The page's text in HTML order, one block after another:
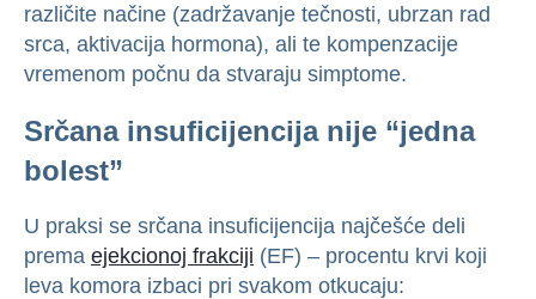
različite načine (zadržavanje tečnosti, ubrzan rad
srca, aktivacija hormona), ali te kompenzacije
vremenom počnu da stvaraju simptome.
Srčana insuficijencija nije “jedna
bolest”
U praksi se srčana insuficijencija najčešće deli
prema ejekcionoj frakciji (EF) – procentu krvi koji
leva komora izbaci pri svakom otkucaju: